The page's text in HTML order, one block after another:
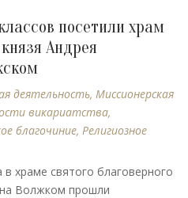
посетили храм
Андрея
деятельность,Миссионерская
викариатства,
благочиние,Религиозное
храме святого благоверного
Волжком прошли